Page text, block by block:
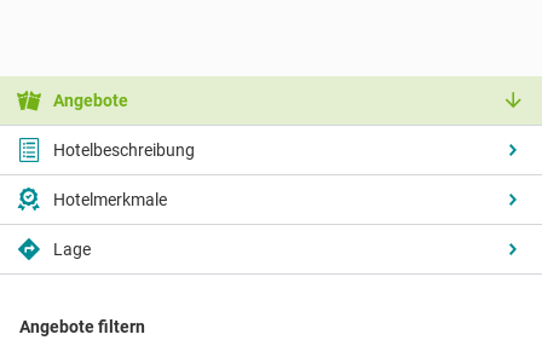
Angebote
Hotelbeschreibung
Hotelmerkmale
Lage
Angebote filtern